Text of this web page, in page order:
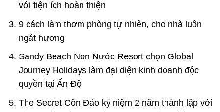
với tiện ích hoàn thiện
9 cách làm thơm phòng tự nhiên, cho nhà luôn
ngát hương
Sandy Beach Non Nước Resort chọn Global
Journey Holidays làm đại diện kinh doanh độc
quyền tại Ấn Độ
The Secret Côn Đảo kỷ niệm 2 năm thành lập với